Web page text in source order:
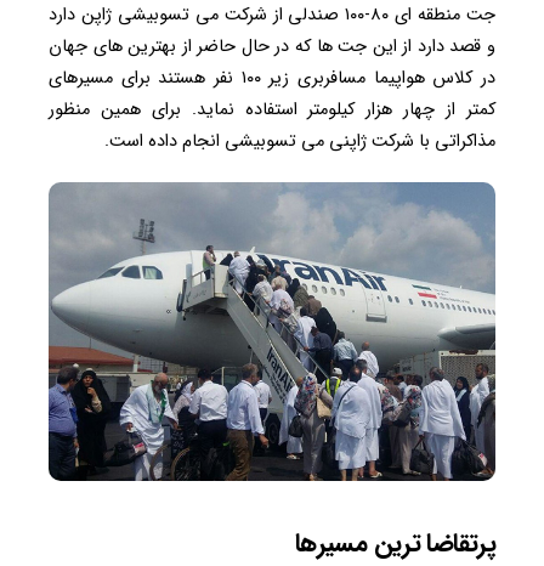
جت منطقه ای ۸۰-۱۰۰ صندلی از شرکت می تسوبیشی ژاپن دارد
و قصد دارد از این جت ها که در حال حاضر از بهترین های جهان
در کلاس هواپیما مسافربری زیر ۱۰۰ نفر هستند برای مسیرهای
کمتر از چهار هزار کیلومتر استفاده نماید. برای همین منظور
مذاکراتی با شرکت ژاپنی می تسوبیشی انجام داده است.
پرتقاضا ترین مسیرها